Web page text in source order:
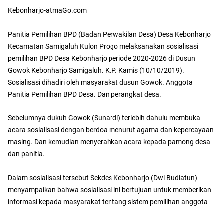
Kebonharjo-atmaGo.com
Panitia Pemilihan BPD (Badan Perwakilan Desa) Desa Kebonharjo
Kecamatan Samigaluh Kulon Progo melaksanakan sosialisasi
pemilihan BPD Desa Kebonharjo periode 2020-2026 di Dusun
Gowok Kebonharjo Samigaluh. K.P. Kamis (10/10/2019).
Sosialisasi dihadiri oleh masyarakat dusun Gowok. Anggota
Panitia Pemilihan BPD Desa. Dan perangkat desa.
Sebelumnya dukuh Gowok (Sunardi) terlebih dahulu membuka
acara sosialisasi dengan berdoa menurut agama dan kepercayaan
masing. Dan kemudian menyerahkan acara kepada pamong desa
dan panitia.
Dalam sosialisasi tersebut Sekdes Kebonharjo (Dwi Budiatun)
menyampaikan bahwa sosialisasi ini bertujuan untuk memberikan
informasi kepada masyarakat tentang sistem pemilihan anggota